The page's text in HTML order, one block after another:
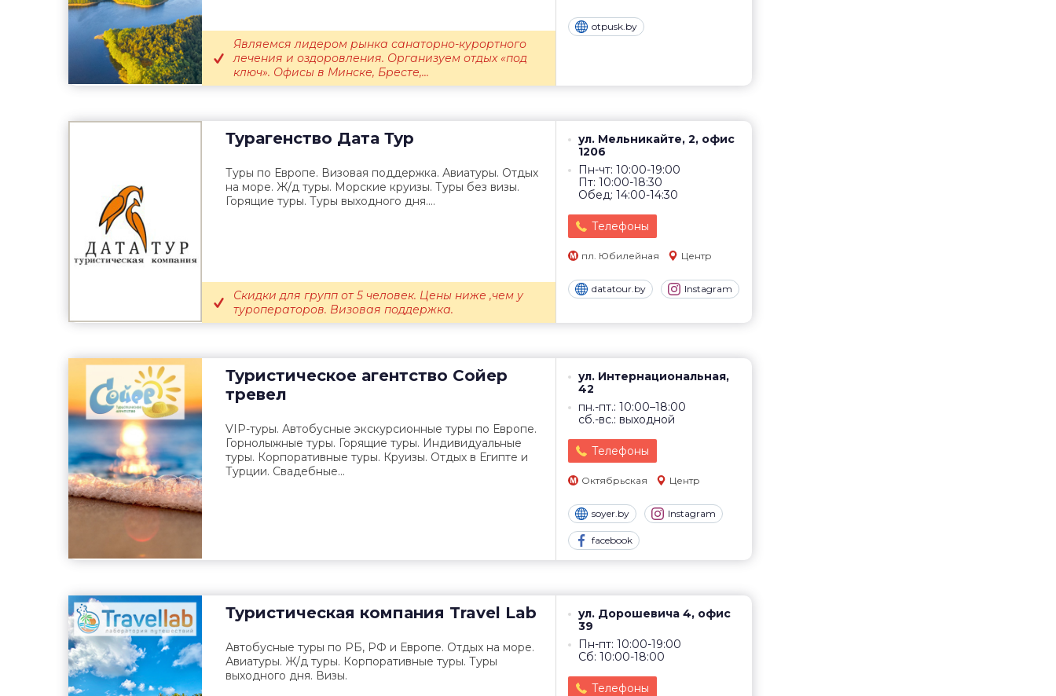
otpusk.by
Являемся лидером рынка санаторно-курортного
лечения и оздоровления. Организуем отдых «под
ключ». Офисы в Минске, Бресте,...
Турагенство Дата Тур
ул. Мельникайте, 2, офис
1206
Пн-чт: 10:00-19:00
Пт: 10:00-18:30
Обед: 14:00-14:30
Телефоны
пл. Юбилейная Центр
datatour.by Instagram
Туры по Европе. Визовая поддержка. Авиатуры. Отдых
на море. Ж/д туры. Морские круизы. Туры без визы.
Горящие туры. Туры выходного дня....
Скидки для групп от 5 человек. Цены ниже ,чем у
туроператоров. Визовая поддержка.
Туристическое агентство Сойер
тревел
ул. Интернациональная,
42
пн.-пт.: 10:00–18:00
сб.-вс.: выходной
Телефоны
Октябрьская Центр
soyer.by Instagram
facebook
VIP-туры. Автобусные экскурсионные туры по Европе.
Горнолыжные туры. Горящие туры. Индивидуальные
туры. Корпоративные туры. Круизы. Отдых в Египте и
Турции. Свадебные...
Туристическая компания Travel Lab
ул. Дорошевича 4, офис
39
Пн-пт: 10:00-19:00
Сб: 10:00-18:00
Телефоны
Автобусные туры по РБ, РФ и Европе. Отдых на море.
Авиатуры. Ж/д туры. Корпоративные туры. Туры
выходного дня. Визы.